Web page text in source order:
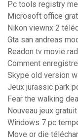
Pc tools registry
Microsoft office
Nikon viewnx 2
Gta san andreas
Readon tv movie
Comment
Skype old version
Jeux jurassic park
Fear the walking
Nouveau jeux
Windows 7 pc
Move or die